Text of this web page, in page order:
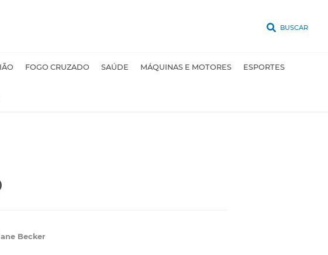
BUSCAR
FOGO CRUZADO SAÚDE MÁQUINAS E MOTORES ESPORTES
Becker